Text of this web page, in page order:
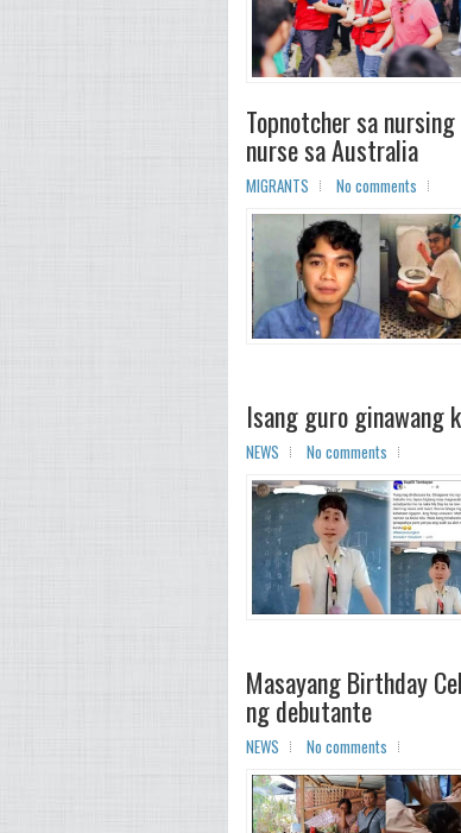
Topnotcher sa
nurse sa Australia
MIGRANTS No comments
Isang guro ginawang
NEWS No comments
Masayang Birthday
ng debutante
NEWS No comments